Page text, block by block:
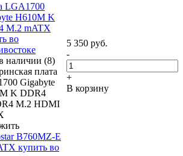
LGA1700
H610M K
M.2 mATX
во
наличии (8)
плата
Gigabyte
K DDR4
M.2 HDMI
5 350 руб.
-
+
В корзину
B760MZ-E
купить во